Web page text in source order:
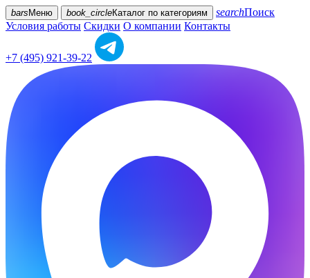
bars Меню book_circleКаталог по категориям searchПоиск
Условия работы Скидки О компании Контакты
+7 (495) 921-39-22